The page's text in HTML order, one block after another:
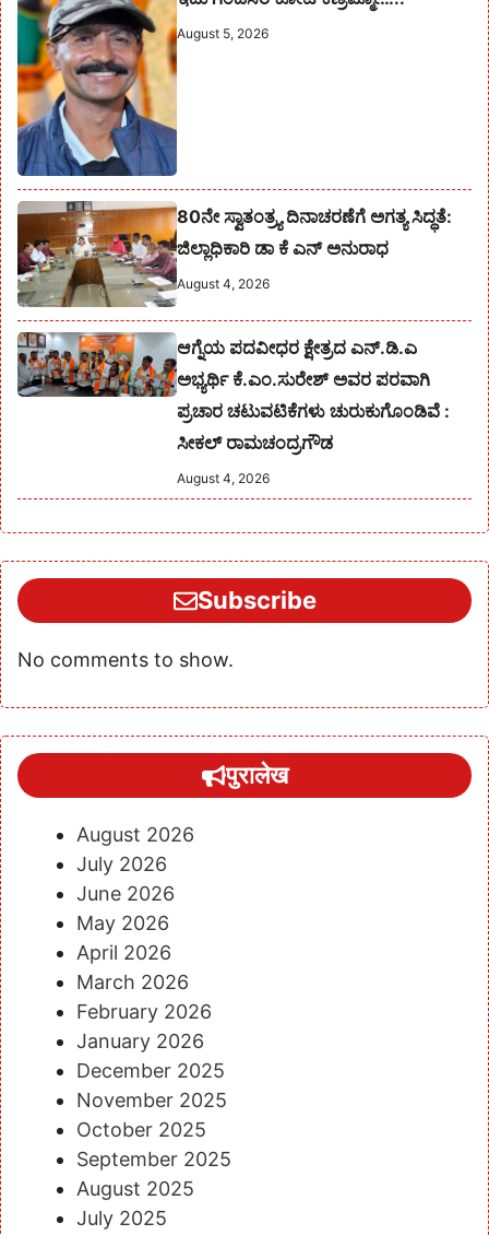
August 5, 2026
80ನೇ ಸ್ವಾತಂತ್ರ್ಯ ದಿನಾಚರಣೆಗೆ ಅಗತ್ಯ ಸಿದ್ಧತೆ:
ಜಿಲ್ಲಾಧಿಕಾರಿ ಡಾ ಕೆ ಎನ್ ಅನುರಾಧ
August 4, 2026
ಆಗ್ನೆಯ ಪದವೀಧರ ಕ್ಷೇತ್ರದ ಎನ್.ಡಿ.ಎ
ಅಭ್ಯರ್ಥಿ ಕೆ.ಎಂ.ಸುರೇಶ್‌ ಅವರ ಪರವಾಗಿ
ಪ್ರಚಾರ ಚಟುವಟಿಕೆಗಳು ಚುರುಕುಗೊಂಡಿವೆ :
ಸೀಕಲ್ ರಾಮಚಂದ್ರಗೌಡ
August 4, 2026
Subscribe
No comments to show.
पुरालेख
August 2026
July 2026
June 2026
May 2026
April 2026
March 2026
February 2026
January 2026
December 2025
November 2025
October 2025
September 2025
August 2025
July 2025